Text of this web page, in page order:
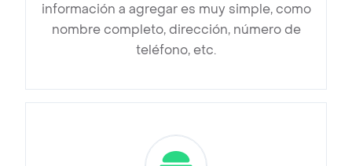
información a agregar es muy simple, como
nombre completo, dirección, número de
teléfono, etc.